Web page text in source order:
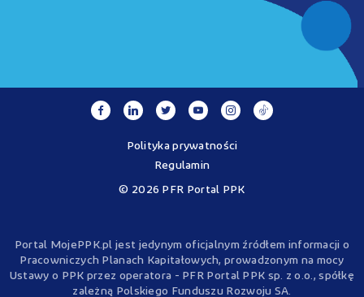
© 2026 PFR Portal PPK
Polityka prywatności
Regulamin
Portal MojePPK.pl jest jedynym oficjalnym źródłem informacji o
Pracowniczych Planach Kapitałowych, prowadzonym na mocy
Ustawy o PPK przez operatora - PFR Portal PPK sp. z o.o., spółkę
zależną Polskiego Funduszu Rozwoju SA.